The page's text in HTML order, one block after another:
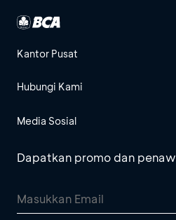
Kantor Pusat
Hubungi Kami
Media Sosial
Dapatkan promo dan